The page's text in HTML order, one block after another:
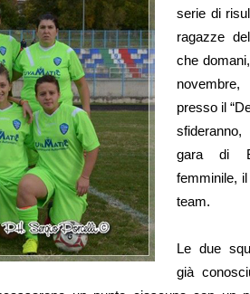
serie di
ragazze
che
presso il
gara di
femminile,
team.
Le due
già